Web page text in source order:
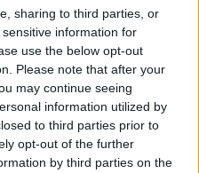
sharing to third parties, or
information for
use the below opt-out
Please note that after your
may continue seeing
information utilized by
to third parties prior to
opt-out of the further
by third parties on the